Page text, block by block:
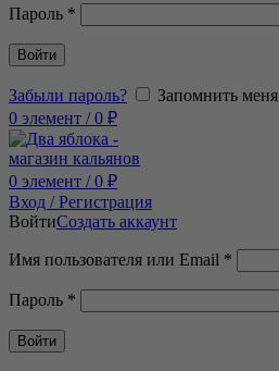
Пароль *
Войти
Забыли пароль?
Запомнить меня
0 элемент / 0 ₽
0 элемент / 0 ₽
Вход / Регистрация
ВойтиСоздать аккаунт
Имя пользователя или Email *
Пароль *
Войти